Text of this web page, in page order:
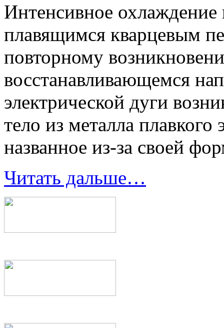
Интенсивное охлаждение
плавящимся кварцевым
повторному
восстанавливающемся
электрической дуги
тело из металла
названное из-за своей
Читать дальше…